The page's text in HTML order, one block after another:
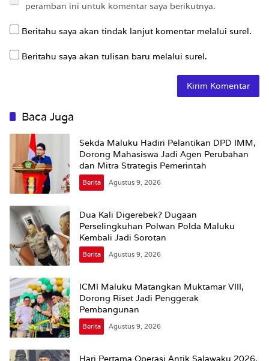
peramban ini untuk komentar saya berikutnya.
Beritahu saya akan tindak lanjut komentar melalui surel.
Beritahu saya akan tulisan baru melalui surel.
Baca Juga
Sekda Maluku Hadiri Pelantikan DPD IMM,
Dorong Mahasiswa Jadi Agen Perubahan
dan Mitra Strategis Pemerintah
Berita Agustus 9, 2026
Dua Kali Digerebek? Dugaan
Perselingkuhan Polwan Polda Maluku
Kembali Jadi Sorotan
Berita Agustus 9, 2026
ICMI Maluku Matangkan Muktamar VIII,
Dorong Riset Jadi Penggerak
Pembangunan
Berita Agustus 9, 2026
Hari Pertama Operasi Antik Salawaku 2026,